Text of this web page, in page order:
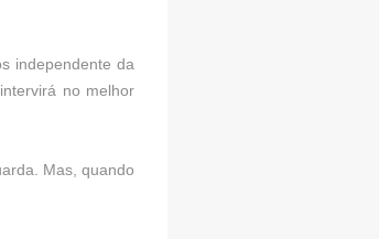
independente da
no melhor
Mas, quando